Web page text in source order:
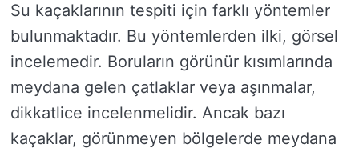
Su kaçaklarının tespiti için farklı yöntemler
bulunmaktadır. Bu yöntemlerden ilki, görsel
incelemedir. Boruların görünür kısımlarında
meydana gelen çatlaklar veya aşınmalar,
dikkatlice incelenmelidir. Ancak bazı
kaçaklar, görünmeyen bölgelerde meydana